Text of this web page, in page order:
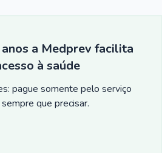
a Medprev facilita
à saúde
pague somente pelo serviço
que precisar.